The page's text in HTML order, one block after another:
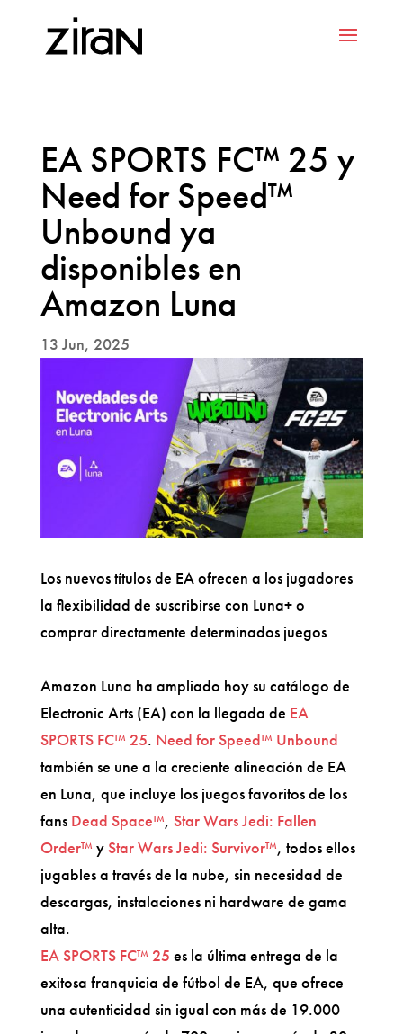
EA SPORTS FC™ 25 y
Need for Speed™
Unbound ya
disponibles en
Amazon Luna
13 Jun, 2025
Los nuevos títulos de EA ofrecen a los jugadores
la flexibilidad de suscribirse con Luna+ o
comprar directamente determinados juegos
Amazon Luna ha ampliado hoy su catálogo de
Electronic Arts (EA) con la llegada de EA
SPORTS FC™ 25. Need for Speed™ Unbound
también se une a la creciente alineación de EA
en Luna, que incluye los juegos favoritos de los
fans Dead Space™, Star Wars Jedi: Fallen
Order™ yStar Wars Jedi: Survivor™, todos ellos
jugables a través de la nube, sin necesidad de
descargas, instalaciones ni hardware de gama
alta.
EA SPORTS FC™ 25 es la última entrega de la
exitosa franquicia de fútbol de EA, que ofrece
una autenticidad sin igual con más de 19.000